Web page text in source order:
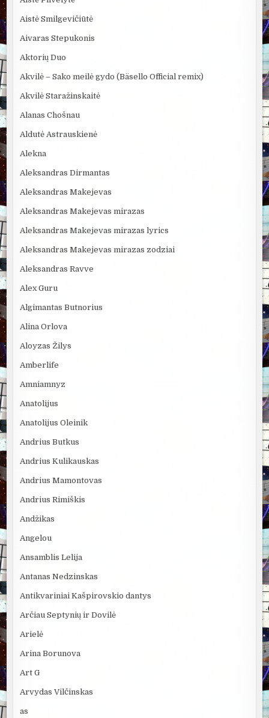
Aistė Smilgevičiūtė
Aivaras Stepukonis
Aktorių Duo
Akvilė – Sako meilė gydo (Bäsello Official remix)
Akvilė Staražinskaitė
Alanas Chošnau
Aldutė Astrauskienė
Alekna
Aleksandras Dirmantas
Aleksandras Makejevas
Aleksandras Makejevas mirazas
Aleksandras Makejevas mirazas lyrics
Aleksandras Makejevas mirazas zodziai
Aleksandras Ravve
Alex Guru
Algimantas Butnorius
Alina Orlova
Aloyzas Žilys
Amberlife
Amniamnyz
Anatolijus
Anatolijus Oleinik
Andrius Butkus
Andrius Kulikauskas
Andrius Mamontovas
Andrius Rimiškis
Andžikas
Angelou
Ansamblis Lelija
Antanas Nedzinskas
Antikvariniai Kašpirovskio dantys
Arčiau Septynių ir Dovilė
Arielė
Arina Borunova
Art G
Arvydas Vilčinskas
as